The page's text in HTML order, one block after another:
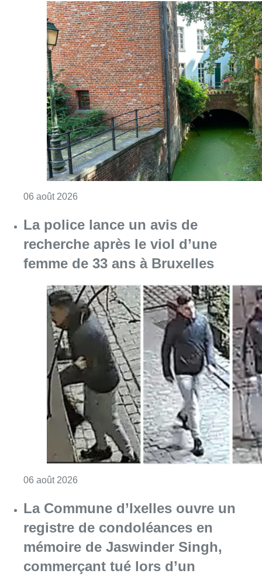
06 août 2026
La police lance un avis de
recherche après le viol d’une
femme de 33 ans à Bruxelles
06 août 2026
La Commune d’Ixelles ouvre un
registre de condoléances en
mémoire de Jaswinder Singh,
commerçant tué lors d’un